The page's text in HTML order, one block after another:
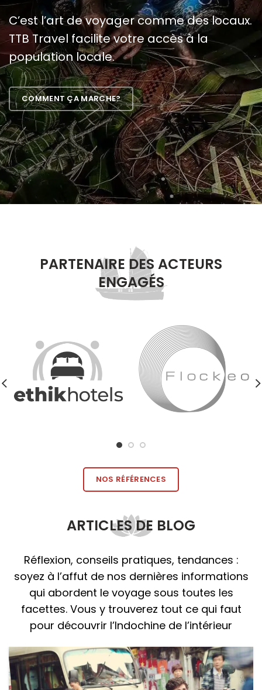
C’est l’art de voyager comme des locaux.
TTB Travel facilite votre accès à la
population locale.
COMMENT ÇA MARCHE?
PARTENAIRE DES ACTEURS
ENGAGÉS
NOS RÉFÉRENCES
ARTICLES DE BLOG
Réflexion, conseils pratiques, tendances :
soyez à l’affut de nos dernières informations
qui abordent le voyage sous toutes les
facettes. Vous y trouverez tout ce qui faut
pour découvrir l’Indochine de l’intérieur